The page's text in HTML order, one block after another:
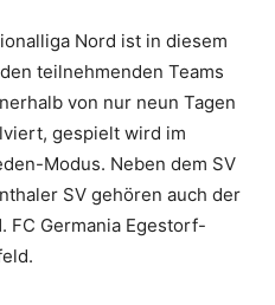
Nord ist in diesem
teilnehmenden Teams
von nur neun Tagen
gespielt wird im
Modus. Neben dem SV
SV gehören auch der
FC Germania Egestorf-